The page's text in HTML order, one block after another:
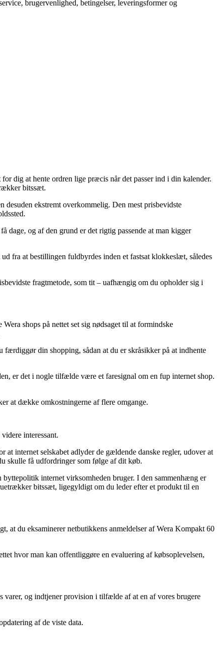
brugervenlighed, betingelser, leveringsformer og
dig at hente ordren lige præcis når det passer ind i din kalender.
bitssæt.
ekstremt overkommelig. Den mest prisbevidste
og af den grund er det rigtig passende at man kigger
fra at bestillingen fuldbyrdes inden et fastsat klokkeslæt, således
fragtmetode, som tit – uafhængig om du opholder sig i
shops på nettet set sig nødsaget til at formindske
din shopping, sådan at du er skråsikker på at indhente
er det i nogle tilfælde være et faresignal om en fup internet shop.
at dække omkostningerne af flere omgange.
interessant.
internet selskabet adlyder de gældende danske regler, udover at
skulle få udfordringer som følge af dit køb.
internet virksomheden bruger. I den sammenhæng er
bitssæt, ligegyldigt om du leder efter et produkt til en
at du eksaminerer netbutikkens anmeldelser af Wera Kompakt 60
hvor man kan offentliggøre en evaluering af købsoplevelsen,
varer, og indtjener provision i tilfælde af at en af vores brugere
af de viste data.